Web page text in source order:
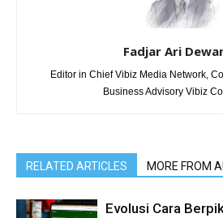
Fadjar Ari
Editor in Chief Vibiz Media Network,
Business Advisory Vibiz
RELATED ARTICLES MORE FROM
Evolusi Cara